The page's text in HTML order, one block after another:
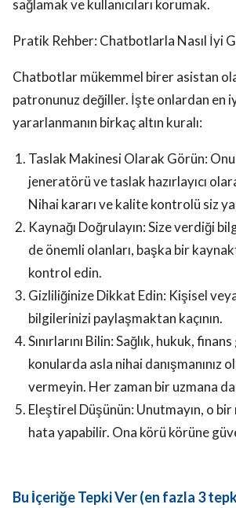
sağlamak ve kullanıcıları korumak.
Pratik Rehber: Chatbotlarla Nasıl İyi
Chatbotlar mükemmel birer asistan
patronunuz değiller. İşte onlardan en
yararlanmanın birkaç altın kuralı:
Taslak Makinesi Olarak Görün:
jeneratörü ve taslak hazırlayıcı
Nihai kararı ve kalite kontrolü siz
Kaynağı Doğrulayın: Size verdiği
de önemli olanları, başka bir
kontrol edin.
Gizliliğinize Dikkat Edin: Kişisel
bilgilerinizi paylaşmaktan kaçının.
Sınırlarını Bilin: Sağlık, hukuk,
konularda asla nihai danışmanınız
vermeyin. Her zaman bir uzmana
Eleştirel Düşünün: Unutmayın, o
hata yapabilir. Ona körü körüne
Bu İçeriğe Tepki Ver (en fazla 3